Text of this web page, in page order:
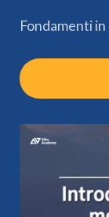
Fondamenti